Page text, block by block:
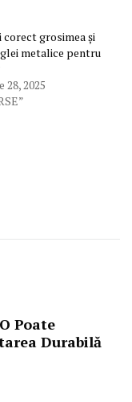
corect grosimea și
metalice pentru
2025
Poate
Durabilă